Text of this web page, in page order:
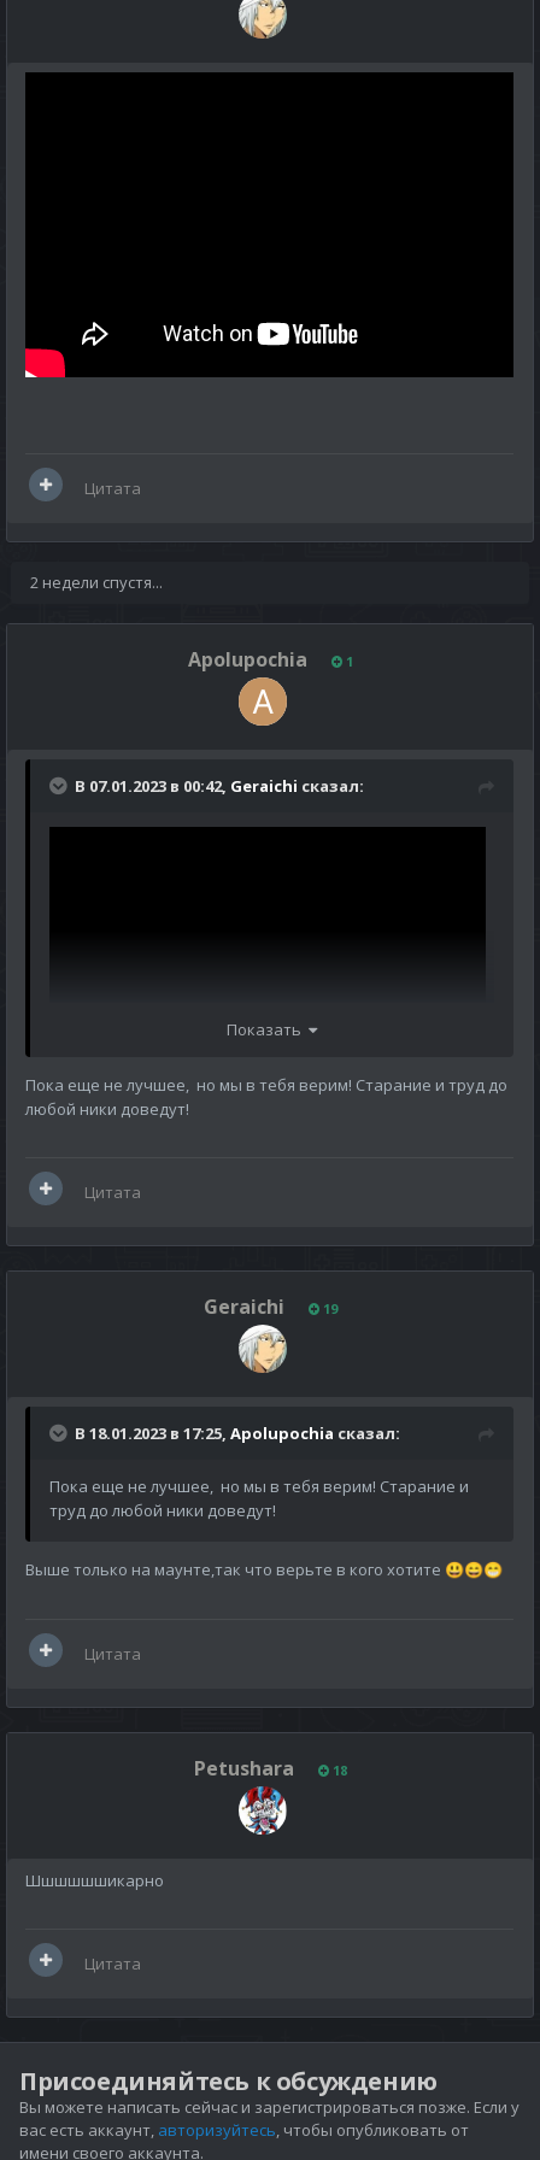
Цитата
2 недели спустя...
Apolupochia 1
В 07.01.2023 в 00:42, Geraichi сказал:
Показать
Пока еще не лучшее, но мы в тебя верим! Старание и труд до
любой ники доведут!
Цитата
Geraichi 19
В 18.01.2023 в 17:25, Apolupochia сказал:
Пока еще не лучшее, но мы в тебя верим! Старание и
труд до любой ники доведут!
Выше только на маунте,так что верьте в кого хотите 😃😄😁
Цитата
Petushara 18
Шшшшшшикарно
Цитата
Присоединяйтесь к обсуждению
Вы можете написать сейчас и зарегистрироваться позже. Если у
вас есть аккаунт, авторизуйтесь, чтобы опубликовать от
имени своего аккаунта.